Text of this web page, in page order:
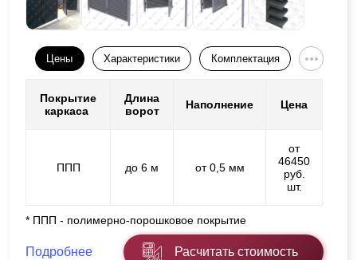
Цены Характеристики Комплектация
Покрытие
каркаса
Длина
ворот
Наполнение Цена
ППП до 6 м от 0,5 мм
от
46450
руб.
шт.
* ППП - полимерно-порошковое покрытие
Подробнее Расчитать стоимость